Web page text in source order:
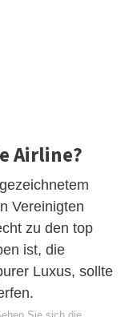
Airline?
Vereinigten
zu den top
ist, die
Luxus, sollte